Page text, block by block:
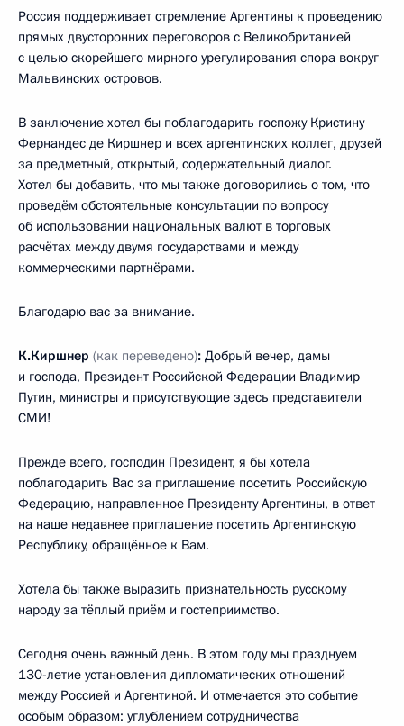
Россия поддерживает стремление Аргентины к проведению
прямых двусторонних переговоров с Великобританией
с целью скорейшего мирного урегулирования спора вокруг
Мальвинских островов.
В заключение хотел бы поблагодарить госпожу Кристину
Фернандес де Киршнер и всех аргентинских коллег, друзей
за предметный, открытый, содержательный диалог.
Хотел бы добавить, что мы также договорились о том, что
проведём обстоятельные консультации по вопросу
об использовании национальных валют в торговых
расчётах между двумя государствами и между
коммерческими партнёрами.
Благодарю вас за внимание.
К.Киршнер (как переведено): Добрый вечер, дамы
и господа, Президент Российской Федерации Владимир
Путин, министры и присутствующие здесь представители
СМИ!
Прежде всего, господин Президент, я бы хотела
поблагодарить Вас за приглашение посетить Российскую
Федерацию, направленное Президенту Аргентины, в ответ
на наше недавнее приглашение посетить Аргентинскую
Республику, обращённое к Вам.
Хотела бы также выразить признательность русскому
народу за тёплый приём и гостеприимство.
Сегодня очень важный день. В этом году мы празднуем
130-летие установления дипломатических отношений
между Россией и Аргентиной. И отмечается это событие
особым образом: углублением сотрудничества